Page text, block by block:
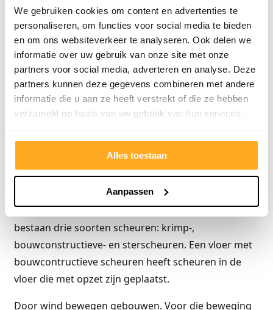
We gebruiken cookies om content en advertenties te
personaliseren, om functies voor social media te bieden
en om ons websiteverkeer te analyseren. Ook delen we
informatie over uw gebruik van onze site met onze
partners voor social media, adverteren en analyse. Deze
partners kunnen deze gegevens combineren met andere
informatie die u aan ze heeft verstrekt of die ze hebben
verzameld op basis van uw gebruik van hun services.
Alles toestaan
Aanpassen
kras-pen. Je kunt de krasproef eventueel ook met
een andere voorwerpen uitvoeren, bijvoorbeeld met
een spijker of een sleutel. Met de GitterRitz kras je
vierkantjes in de vloer. De kraslijntjes moeten scherp
zijn. Na het vegen moeten er openstaande kantjes
blijven staan. Mocht de vloer niet voldoende vast
zijn, dan kan een voorstrijkmiddel worden gebruikt.
Hele vloer
Een goede ondervloer bevat geen scheuren.
Scheurvorming is zichtbaar met het blote oog. Er
bestaan drie soorten scheuren: krimp-,
bouwconstructieve- en sterscheuren. Een vloer met
bouwcontructieve scheuren heeft scheuren in de
vloer die met opzet zijn geplaatst.
Door wind bewegen gebouwen. Voor die beweging